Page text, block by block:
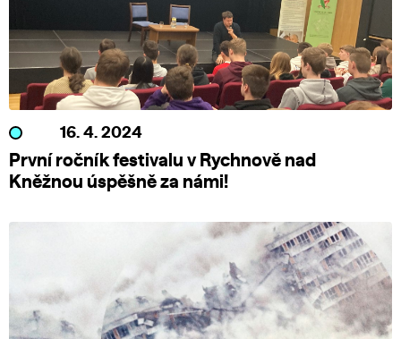
16. 4. 2024
První ročník festivalu v Rychnově nad
Kněžnou úspěšně za námi!